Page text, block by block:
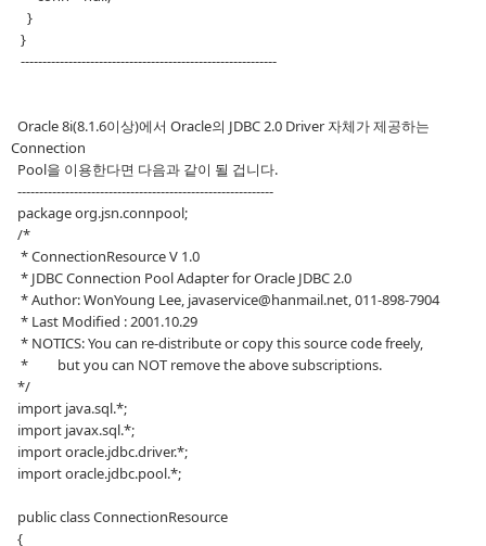
}
}
-----------------------------------------------------------
Oracle 8i(8.1.6이상)에서 Oracle의 JDBC 2.0 Driver 자체가 제공하는
Connection
Pool을 이용한다면 다음과 같이 될 겁니다.
-----------------------------------------------------------
package org.jsn.connpool;
/*
* ConnectionResource V 1.0
* JDBC Connection Pool Adapter for Oracle JDBC 2.0
* Author: WonYoung Lee, javaservice@hanmail.net, 011-898-7904
* Last Modified : 2001.10.29
* NOTICS: You can re-distribute or copy this source code freely,
* but you can NOT remove the above subscriptions.
*/
import java.sql.*;
import javax.sql.*;
import oracle.jdbc.driver.*;
import oracle.jdbc.pool.*;
public class ConnectionResource
{